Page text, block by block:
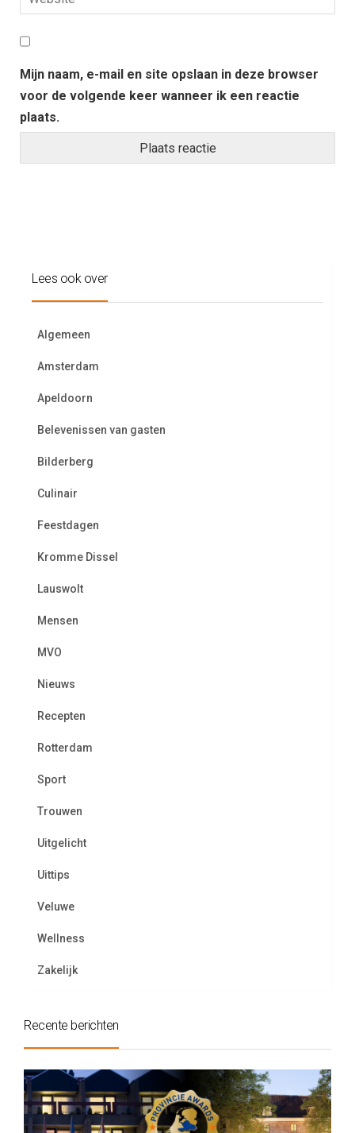
Mijn naam, e-mail en site opslaan in deze browser
voor de volgende keer wanneer ik een reactie
plaats.
Lees ook over
Algemeen
Amsterdam
Apeldoorn
Belevenissen van gasten
Bilderberg
Culinair
Feestdagen
Kromme Dissel
Lauswolt
Mensen
MVO
Nieuws
Recepten
Rotterdam
Sport
Trouwen
Uitgelicht
Uittips
Veluwe
Wellness
Zakelijk
Recente berichten